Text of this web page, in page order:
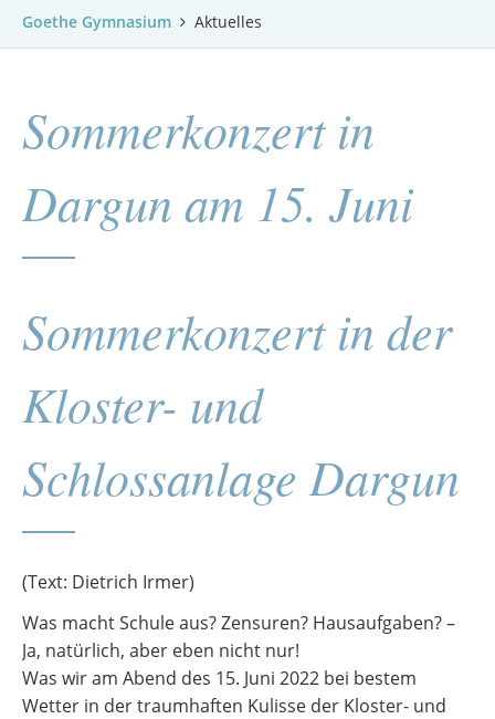
Goethe Gymnasium Aktuelles
Sommerkonzert in
Dargun am 15. Juni
Sommerkonzert in der
Kloster- und
Schlossanlage Dargun
(Text: Dietrich Irmer)
Was macht Schule aus? Zensuren? Hausaufgaben? –
Ja, natürlich, aber eben nicht nur!
Was wir am Abend des 15. Juni 2022 bei bestem
Wetter in der traumhaften Kulisse der Kloster- und